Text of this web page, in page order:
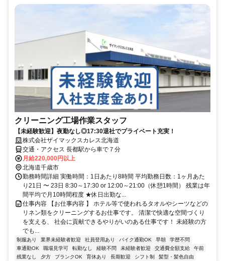
クリーニング工場作業スタッフ
【未経験歓迎】夜勤なし◎17:30退社でプライベート充実！
株式会社ザイマックスカレス北海道
交通・アクセス 長都駅から車で７分
月給220,000円以上
北海道千歳市
勤務時間詳細 実働時間：1日あたり8時間 平均勤務日数：1ヶ月あた
り21日 〜 23日 8:30～17:30 or 12:00～21:00（休憩1時間） 残業は年
間平均で月10時間程度 ★休日出勤な...
仕事内容 【お仕事内容 】 ホテル等で使われるタオルやシーツなどの
リネン類をクリーニングするお仕事です。 清潔で快適な空間づくり
を支える、 社会に貢献できるやりがいのある仕事です！ 未経験の方
でも...
制服あり 業界未経験者歓迎 社員登用あり バイク通勤OK 早朝
学歴不問
車通勤OK
職場見学可 転勤なし 経験不問 未経験者歓迎 交通費全額支給
午前
残業なし
夕方 ブランクOK 育休あり 長期歓迎 シフト制 髪型・髪色自由